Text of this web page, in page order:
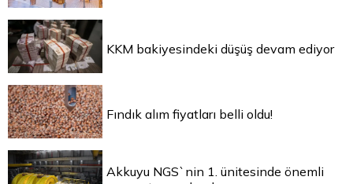
KKM bakiyesindeki düşüş devam ediyor
Fındık alım fiyatları belli oldu!
Akkuyu NGS`nin 1. ünitesinde önemli